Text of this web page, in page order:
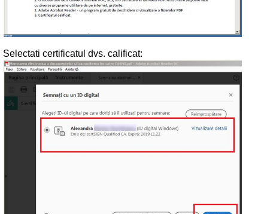
Selectati certificatul dvs. calificat: